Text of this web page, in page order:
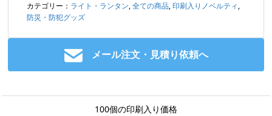
カテゴリー： ライト・ランタン,全ての商品,印刷入りノベルティ,
防災・防犯グッズ
メール注文・見積り依頼へ
100個の印刷入り価格